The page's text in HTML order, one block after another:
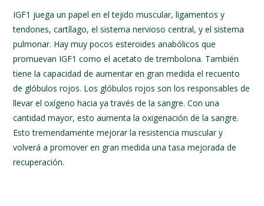
IGF­1 juega un papel en el tejido muscular, ligamentos y
tendones, cartílago, el sistema nervioso central, y el sistema
pulmonar. Hay muy pocos esteroides anabólicos que
promuevan IGF­1 como el acetato de trembolona. También
tiene la capacidad de aumentar en gran medida el recuento
de glóbulos rojos. Los glóbulos rojos son los responsables de
llevar el oxígeno hacia ya través de la sangre. Con una
cantidad mayor, esto aumenta la oxigenación de la sangre.
Esto tremendamente mejorar la resistencia muscular y
volverá a promover en gran medida una tasa mejorada de
recuperación.